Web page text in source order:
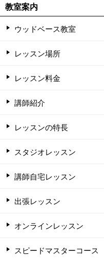
教室案内
ウッドベース教室
レッスン場所
レッスン料金
講師紹介
レッスンの特長
スタジオレッスン
講師自宅レッスン
出張レッスン
オンラインレッスン
スピードマスターコース